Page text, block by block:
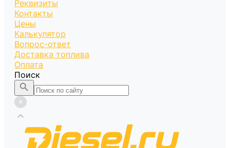
Реквизиты
Контакты
Цены
Калькулятор
Вопрос-ответ
Доставка топлива
Оплата
Поиск